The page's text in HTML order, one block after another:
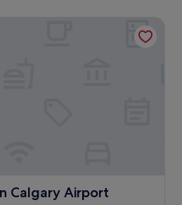
Calgary Airport
Airport